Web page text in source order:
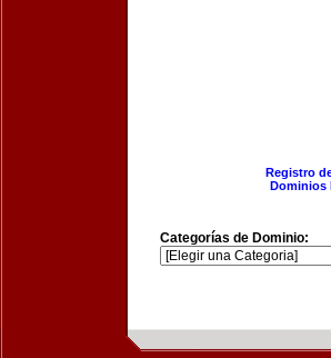
Registro
Dominios
Categorías de Dominio: